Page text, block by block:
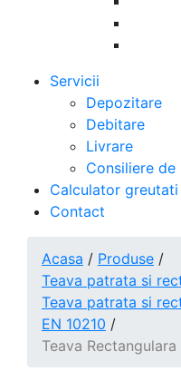
Servicii
Depozitare
Debitare
Livrare
Consiliere
Calculator greutati
Contact
Acasa / Produse /
Teava patrata si
Teava patrata si
EN 10210 /
Teava